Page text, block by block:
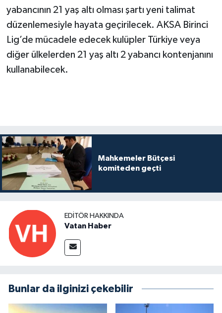
yabancının 21 yaş altı olması şartı yeni talimat
düzenlemesiyle hayata geçirilecek. AKSA Birinci
Lig’de mücadele edecek kulüpler Türkiye veya
diğer ülkelerden 21 yaş altı 2 yabancı kontenjanını
kullanabilecek.
Mahkemeler Bütçesi
komiteden geçti
EDITÖR HAKKINDA
Vatan Haber
Bunlar da ilginizi çekebilir